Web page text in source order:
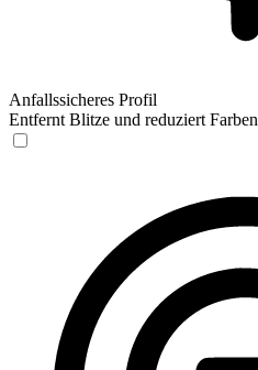
Anfallssicheres Profil
Entfernt Blitze und reduziert Farben